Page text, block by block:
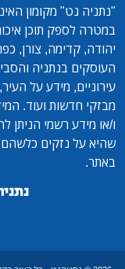
"נתניה נט" מקומון
במטרה לספק תוכן
יהודה, קדימה, צורן,
העוסקים בנתניה
עירוניים, מידע על
מבזקי חדשות ועוד.
ו/או מידע רשמי הניתן
שהיא על נזקים
באתר.